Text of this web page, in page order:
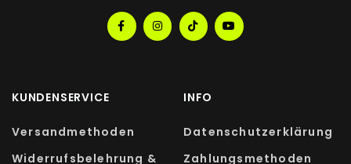
KUNDENSERVICE
Versandmethoden
Widerrufsbelehrung &
INFO
Datenschutzerklärung
Zahlungsmethoden